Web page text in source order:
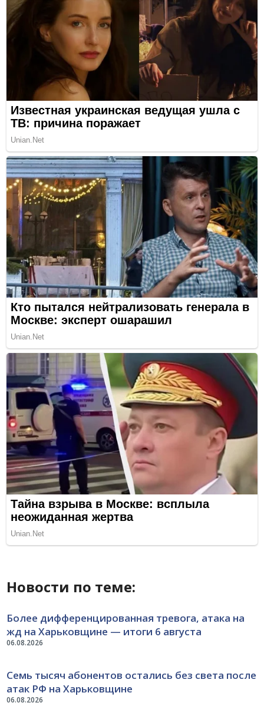
Новости по теме:
06.08.2026
Более дифференцированная тревога, атака на
жд на Харьковщине — итоги 6 августа
06.08.2026
Семь тысяч абонентов остались без света после
атак РФ на Харьковщине